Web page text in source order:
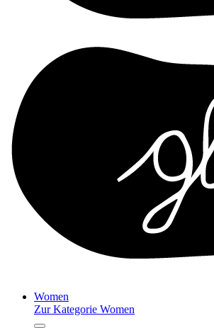
Women
Zur Kategorie Women